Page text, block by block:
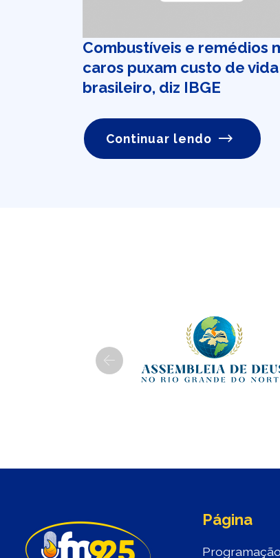
Combustíveis e remédios
caros puxam custo de
brasileiro, diz IBGE
Continuar lendo
Previous
Página
Programação